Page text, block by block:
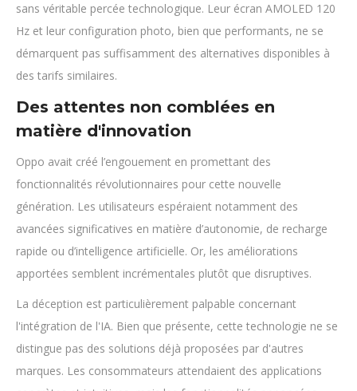
sans véritable percée technologique. Leur écran AMOLED 120
Hz et leur configuration photo, bien que performants, ne se
démarquent pas suffisamment des alternatives disponibles à
des tarifs similaires.
Des attentes non comblées en
matière d'innovation
Oppo avait créé l’engouement en promettant des
fonctionnalités révolutionnaires pour cette nouvelle
génération. Les utilisateurs espéraient notamment des
avancées significatives en matière d’autonomie, de recharge
rapide ou d’intelligence artificielle. Or, les améliorations
apportées semblent incrémentales plutôt que disruptives.
La déception est particulièrement palpable concernant
l'intégration de l'IA. Bien que présente, cette technologie ne se
distingue pas des solutions déjà proposées par d'autres
marques. Les consommateurs attendaient des applications